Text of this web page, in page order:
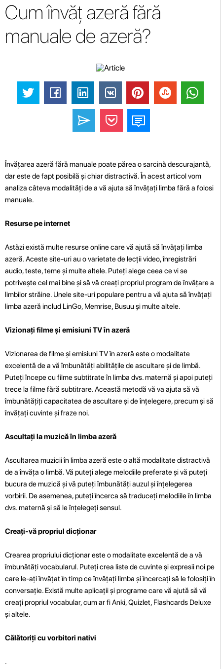
Cum învăț azeră fără
manuale de azeră?
Învățarea azeră fără manuale poate părea o sarcină descurajantă,
dar este de fapt posibilă și chiar distractivă. În acest articol vom
analiza câteva modalități de a vă ajuta să învățați limba fără a folosi
manuale.
Resurse pe internet
Astăzi există multe resurse online care vă ajută să învățați limba
azeră. Aceste site-uri au o varietate de lecții video, înregistrări
audio, teste, teme și multe altele. Puteți alege ceea ce vi se
potrivește cel mai bine și să vă creați propriul program de învățare a
limbilor străine. Unele site-uri populare pentru a vă ajuta să învățați
limba azeră includ LinGo, Memrise, Busuu și multe altele.
Vizionați filme și emisiuni TV în azeră
Vizionarea de filme și emisiuni TV în azeră este o modalitate
excelentă de a vă îmbunătăți abilitățile de ascultare și de limbă.
Puteți începe cu filme subtitrate în limba dvs. maternă și apoi puteți
trece la filme fără subtitrare. Această metodă vă va ajuta să vă
îmbunătățiți capacitatea de ascultare și de înțelegere, precum și să
învățați cuvinte și fraze noi.
Ascultați la muzică în limba azeră
Ascultarea muzicii în limba azeră este o altă modalitate distractivă
de a învăța o limbă. Vă puteți alege melodiile preferate și vă puteți
bucura de muzică și vă puteți îmbunătăți auzul și înțelegerea
vorbirii. De asemenea, puteți încerca să traduceți melodiile în limba
dvs. maternă și să le înțelegeți sensul.
Creați-vă propriul dicționar
Crearea propriului dicționar este o modalitate excelentă de a vă
îmbunătăți vocabularul. Puteți crea liste de cuvinte și expresii noi pe
care le-ați învățat în timp ce învățați limba și încercați să le folosiți în
conversație. Există multe aplicații și programe care vă ajută să vă
creați propriul vocabular, cum ar fi Anki, Quizlet, Flashcards Deluxe
și altele.
Călătoriți cu vorbitori nativi
.